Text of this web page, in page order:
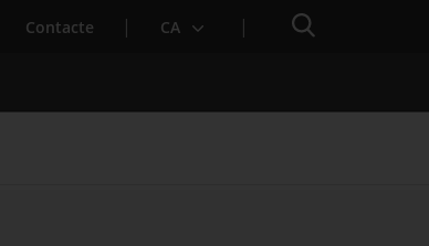
Contacte CA Cercador